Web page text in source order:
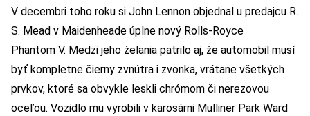
V decembri toho roku si John Lennon objednal u predajcu R.
S. Mead v Maidenheade úplne nový Rolls-Royce
Phantom V. Medzi jeho želania patrilo aj, že automobil musí
byť kompletne čierny zvnútra i zvonka, vrátane všetkých
prvkov, ktoré sa obvykle leskli chrómom či nerezovou
oceľou. Vozidlo mu vyrobili v karosárni Mulliner Park Ward